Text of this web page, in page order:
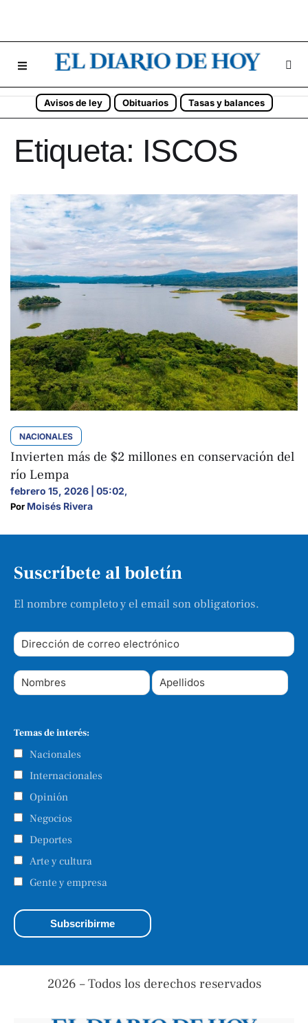
Avisos de ley Obituarios Tasas y balances
Etiqueta: ISCOS
NACIONALES
Invierten más de $2 millones en conservación del
río Lempa
febrero 15, 2026 | 05:02,
Por Moisés Rivera
Suscríbete al boletín
El nombre completo y el email son obligatorios.
Temas de interés:
Nacionales
Internacionales
Opinión
Negocios
Deportes
Arte y cultura
Gente y empresa
2026 – Todos los derechos reservados